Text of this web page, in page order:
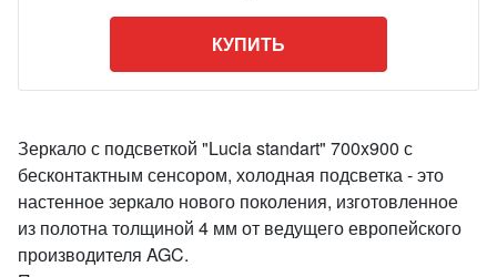
КУПИТЬ
Зеркало с подсветкой "Lucia standart" 700x900 с
бесконтактным сенсором, холодная подсветка - это
настенное зеркало нового поколения, изготовленное
из полотна толщиной 4 мм от ведущего европейского
производителя AGC.